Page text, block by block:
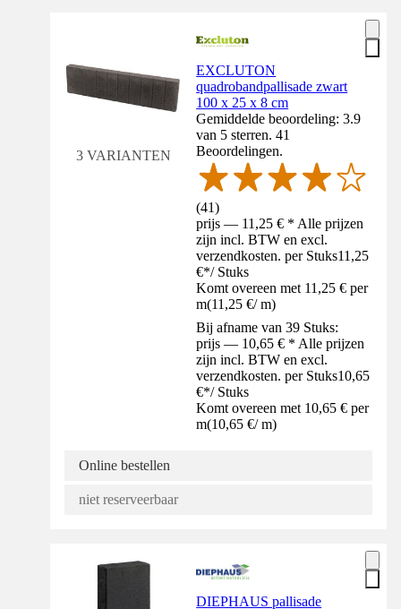
3 VARIANTEN
EXCLUTON
quadrobandpallisade zwart
100 x 25 x 8 cm
Gemiddelde beoordeling: 3.9
van 5 sterren. 41
Beoordelingen.
(41)
prijs — 11,25 € * Alle prijzen
zijn incl. BTW en excl.
verzendkosten. per Stuks11,25
€*/ Stuks
Komt overeen met 11,25 € per
m(11,25 €/ m)
Bij afname van 39 Stuks:
prijs — 10,65 € * Alle prijzen
zijn incl. BTW en excl.
verzendkosten. per Stuks10,65
€*/ Stuks
Komt overeen met 10,65 € per
m(10,65 €/ m)
Online bestellen
niet reserveerbaar
DIEPHAUS pallisade